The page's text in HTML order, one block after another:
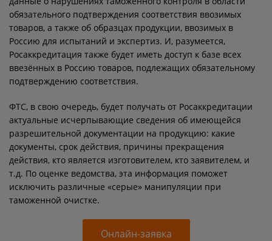
обязательного подтверждения соответствия ввозимых
товаров, а также об образцах продукции, ввозимых в
Россию для испытаний и экспертиз. И, разумеется,
Росаккредитация также будет иметь доступ к базе всех
ввезённых в Россию товаров, подлежащих обязательному
подтверждению соответствия.
ФТС, в свою очередь, будет получать от Росаккредитации
актуальные исчерпывающие сведения об имеющейся
разрешительной документации на продукцию: какие
документы, срок действия, причины прекращения
действия, кто является изготовителем, кто заявителем, и
т.д. По оценке ведомства, эта информация поможет
исключить различные «серые» манипуляции при
таможенной очистке.
Онлайн-заявка